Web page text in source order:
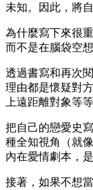
未知。因此，將
為什麼寫下來很
而不是在腦袋空想
透過書寫和再次
理由都是懷疑對
上遠距離對象等等
把自己的戀愛史
種全知視角（就
內在愛情劇本，是
接著，如果不想